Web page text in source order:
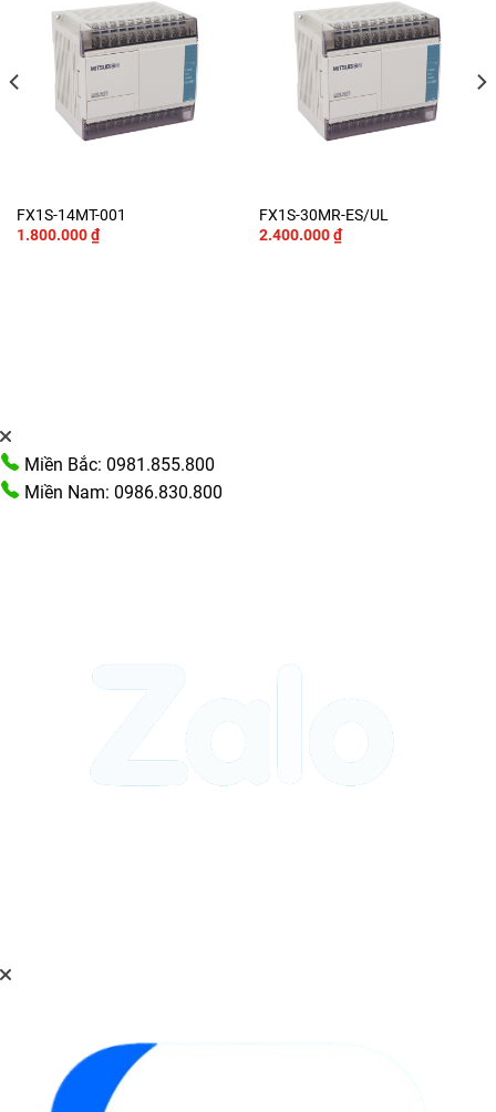
FX1S-14MT-001
1.800.000₫
FX1S-30MR-ES/UL
2.400.000₫
Miền Bắc: 0981.855.800
Miền Nam: 0986.830.800